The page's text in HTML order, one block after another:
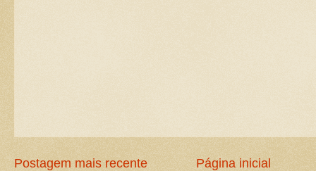
Postagem mais recente Página inicial